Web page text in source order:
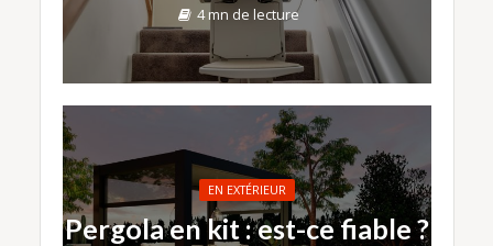
4 mn de lecture
EN EXTÉRIEUR
Pergola en kit : est-ce fiable ?